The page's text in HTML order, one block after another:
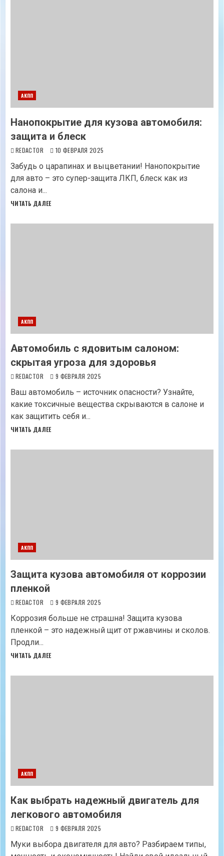
АКПП
Нанопокрытие для кузова автомобиля:
защита и блеск
REDACTOR 10 ФЕВРАЛЯ 2025
Забудь о царапинах и выцветании! Нанопокрытие
для авто – это супер-защита ЛКП, блеск как из
салона и...
ЧИТАТЬ ДАЛЕЕ
АКПП
Автомобиль с ядовитым салоном:
скрытая угроза для здоровья
REDACTOR 9 ФЕВРАЛЯ 2025
Ваш автомобиль – источник опасности? Узнайте,
какие токсичные вещества скрываются в салоне и
как защитить себя и...
ЧИТАТЬ ДАЛЕЕ
АКПП
Защита кузова автомобиля от коррозии
пленкой
REDACTOR 9 ФЕВРАЛЯ 2025
Коррозия больше не страшна! Защита кузова
пленкой – это надежный щит от ржавчины и сколов.
Продли...
ЧИТАТЬ ДАЛЕЕ
АКПП
Как выбрать надежный двигатель для
легкового автомобиля
REDACTOR 9 ФЕВРАЛЯ 2025
Муки выбора двигателя для авто? Разбираем типы,